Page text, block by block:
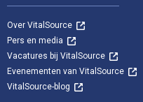
Over VitalSource
Pers en media
Vacatures bij VitalSource
Evenementen van VitalSource
VitalSource-blog